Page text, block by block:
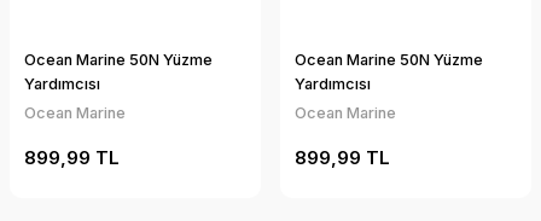
Ocean Marine 50N Yüzme
Yardımcısı
Ocean Marine
899,99 TL
Ocean Marine 50N Yüzme
Yardımcısı
Ocean Marine
899,99 TL